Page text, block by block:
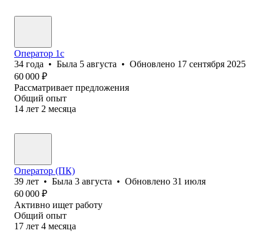
Оператор 1с
34 года • Была 5 августа • Обновлено 17 сентября 2025
60 000 ₽
Рассматривает предложения
Общий опыт
14 лет 2 месяца
Оператор (ПК)
39 лет • Была 3 августа • Обновлено 31 июля
60 000 ₽
Активно ищет работу
Общий опыт
17 лет 4 месяца